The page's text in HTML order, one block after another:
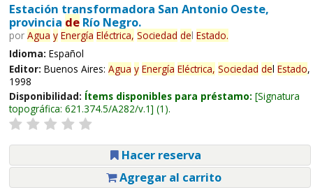
Estación transformadora San Antonio Oeste,
provincia deRío Negro.
por Agua y Energía Eléctrica, Sociedad del Estado.
Idioma: Español
Editor: Buenos Aires: Agua y Energía Eléctrica, Sociedad del Estado,
1998
Disponibilidad: Ítems disponibles para préstamo: Signatura
topográfica: 621.374.5/A282/v.1 (1).
Hacer reserva
Agregar al carrito